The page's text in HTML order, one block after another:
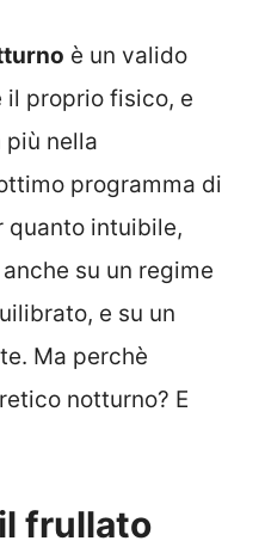
è un valido
il proprio fisico, e
più nella
programma di
quanto intuibile,
su un regime
e su un
Ma perchè
notturno? E
frullato